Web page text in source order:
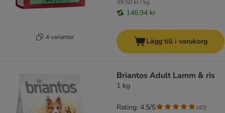
4 varianter
39,50 kr / kg
146,94 kr
Lägg till i varukorg
Briantos Adult Lamm & ris
1 kg
Rating: 4.5/5 (40)